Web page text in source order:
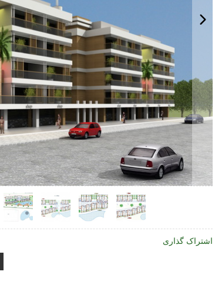
اشتراک گذاری